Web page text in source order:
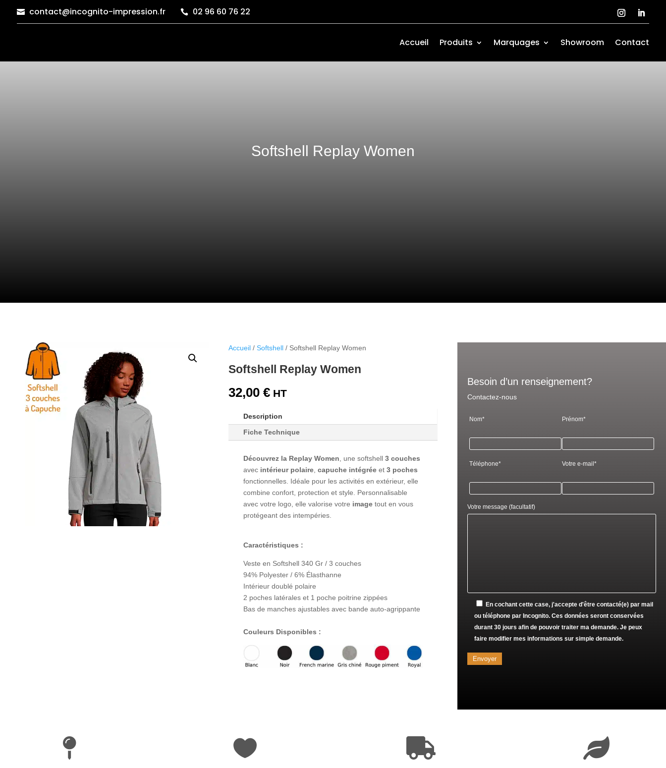
 contact@incognito-impression.fr  02 96 60 76 22
Accueil Produits Marquages Showroom Contact
Softshell Replay Women
Accueil /Softshell / Softshell Replay Women
Softshell Replay Women
32,00€
Description
Fiche Technique
Découvrez la Replay Women, une softshell3 couches
avec intérieur polaire,capuche intégrée et3 poches
fonctionnelles. Idéale pour les activités en extérieur, elle
combine confort, protection et style. Personnalisable
avec votre logo, elle valorise votre image tout en vous
protégeant des intempéries.
Caractéristiques :
Veste en Softshell 340 Gr / 3 couches
94% Polyester / 6% Élasthanne
Intérieur doublé polaire
2 poches latérales et 1 poche poitrine zippées
Bas de manches ajustables avec bande auto-agrippante
Couleurs Disponibles :
Besoin d’un renseignement?
Contactez-nous
Nom* Prénom*
Téléphone* Votre e-mail*
Votre message (facultatif)
En cochant cette case, j'accepte d'être contacté(e) par mail
ou téléphone par Incognito. Ces données seront conservées
durant 30 jours afin de pouvoir traiter ma demande. Je peux
faire modifier mes informations sur simple demande.
   